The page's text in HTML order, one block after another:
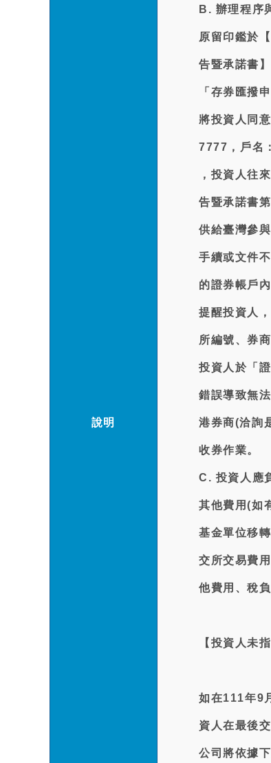
說明
B. 辦理程序
原留印鑑於
告暨承諾書
「存券匯撥
將投資人同
7777，戶名
，投資人往
告暨承諾書
供給臺灣參
手續或文件
的證券帳戶內
提醒投資人
所編號、券
投資人於「
錯誤導致無
港券商(洽詢
收券作業。
C. 投資人應
其他費用(如
基金單位移
交所交易費
他費用、稅
【投資人未
如在111年9
資人在最後
公司將依據